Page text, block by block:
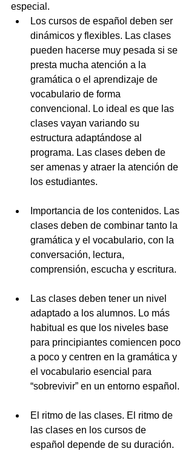
especial.
Los cursos de español deben ser
dinámicos y flexibles. Las clases
pueden hacerse muy pesada si se
presta mucha atención a la
gramática o el aprendizaje de
vocabulario de forma
convencional. Lo ideal es que las
clases vayan variando su
estructura adaptándose al
programa. Las clases deben de
ser amenas y atraer la atención de
los estudiantes.
Importancia de los contenidos. Las
clases deben de combinar tanto la
gramática y el vocabulario, con la
conversación, lectura,
comprensión, escucha y escritura.
Las clases deben tener un nivel
adaptado a los alumnos. Lo más
habitual es que los niveles base
para principiantes comiencen poco
a poco y centren en la gramática y
el vocabulario esencial para
“sobrevivir” en un entorno español.
El ritmo de las clases. El ritmo de
las clases en los cursos de
español depende de su duración.